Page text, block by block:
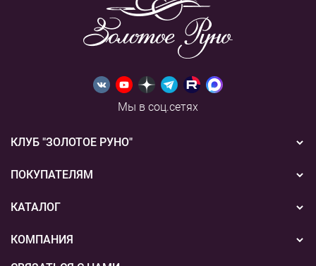
Мы в соц.сетях
КЛУБ "ЗОЛОТОЕ РУНО"
Новости
Акции
ПОКУПАТЕЛЯМ
Бонусная система
Подарочные сертификаты
Способы оплаты
КАТАЛОГ
Вышивка
КОМПАНИЯ